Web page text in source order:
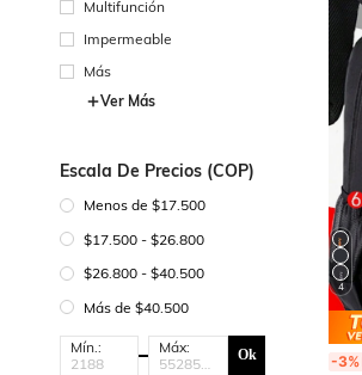
Multifunción
Impermeable
Más
Ver Más
Escala De Precios (COP)
Menos de $17.500
$17.500 - $26.800
$26.800 - $40.500
Más de $40.500
Mín.: Máx: Ok
4
-3%